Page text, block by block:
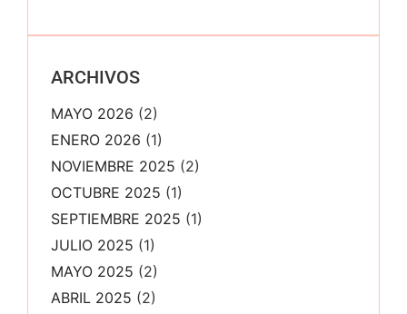
ARCHIVOS
MAYO 2026 (2)
ENERO 2026 (1)
NOVIEMBRE 2025 (2)
OCTUBRE 2025 (1)
SEPTIEMBRE 2025 (1)
JULIO 2025 (1)
MAYO 2025 (2)
ABRIL 2025 (2)